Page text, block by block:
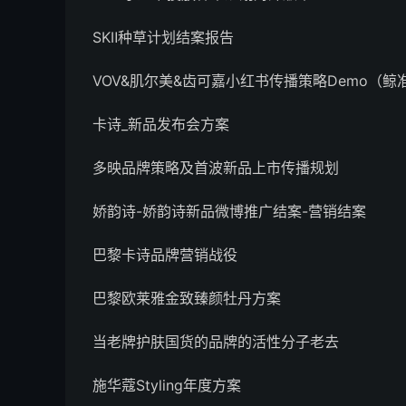
SKⅡ种草计划结案报告
VOV&肌尔美&齿可嘉小红书传播策略Demo（鲸
卡诗_新品发布会方案
多映品牌策略及首波新品上市传播规划
娇韵诗-娇韵诗新品微博推广结案-营销结案
巴黎卡诗品牌营销战役
巴黎欧莱雅金致臻颜牡丹方案
当老牌护肤国货的品牌的活性分子老去
施华蔻Styling年度方案